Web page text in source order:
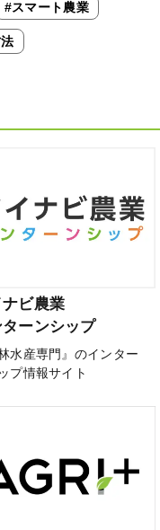
#スマート農業
ビ農業
ーンシップ
林水産専門』のインター
プ情報サイト